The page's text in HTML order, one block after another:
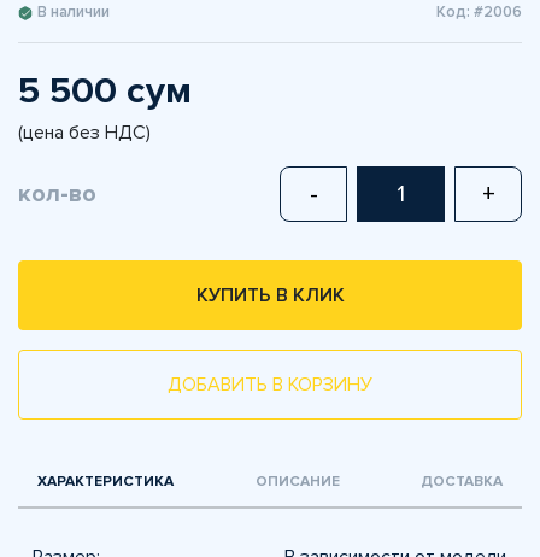
В наличии Код: #2006
5 500 сум
(цена без НДС)
кол-во - +
КУПИТЬ В КЛИК
ДОБАВИТЬ В КОРЗИНУ
ХАРАКТЕРИСТИКА ОПИСАНИЕ ДОСТАВКА